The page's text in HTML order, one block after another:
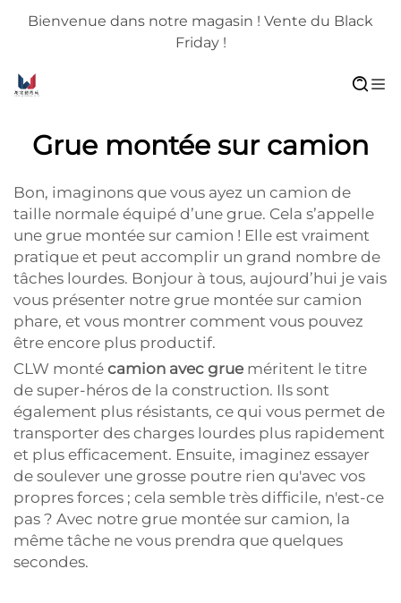
Bienvenue dans notre magasin ! Vente du Black
Friday !
Grue montée sur camion
Bon, imaginons que vous ayez un camion de
taille normale équipé d’une grue. Cela s’appelle
une grue montée sur camion ! Elle est vraiment
pratique et peut accomplir un grand nombre de
tâches lourdes. Bonjour à tous, aujourd’hui je vais
vous présenter notre grue montée sur camion
phare, et vous montrer comment vous pouvez
être encore plus productif.
CLW monté camion avec grue méritent le titre
de super-héros de la construction. Ils sont
également plus résistants, ce qui vous permet de
transporter des charges lourdes plus rapidement
et plus efficacement. Ensuite, imaginez essayer
de soulever une grosse poutre rien qu'avec vos
propres forces ; cela semble très difficile, n'est-ce
pas ? Avec notre grue montée sur camion, la
même tâche ne vous prendra que quelques
secondes.